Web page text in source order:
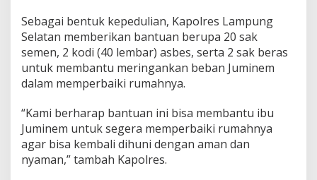
a
t
i
A
g
Sebagai bentuk kepedulian, Kapolres Lampung
Selatan memberikan bantuan berupa 20 sak
semen, 2 kodi (40 lembar) asbes, serta 2 sak beras
untuk membantu meringankan beban Juminem
dalam memperbaiki rumahnya.
“Kami berharap bantuan ini bisa membantu ibu
Juminem untuk segera memperbaiki rumahnya
agar bisa kembali dihuni dengan aman dan
nyaman,” tambah Kapolres.